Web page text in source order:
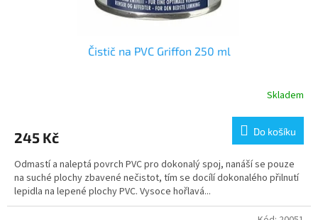
Čistič na PVC Griffon 250 ml
Skladem
245 Kč Do košíku
Odmastí a naleptá povrch PVC pro dokonalý spoj, nanáší se pouze
na suché plochy zbavené nečistot, tím se docílí dokonalého přilnutí
lepidla na lepené plochy PVC. Vysoce hořlavá...